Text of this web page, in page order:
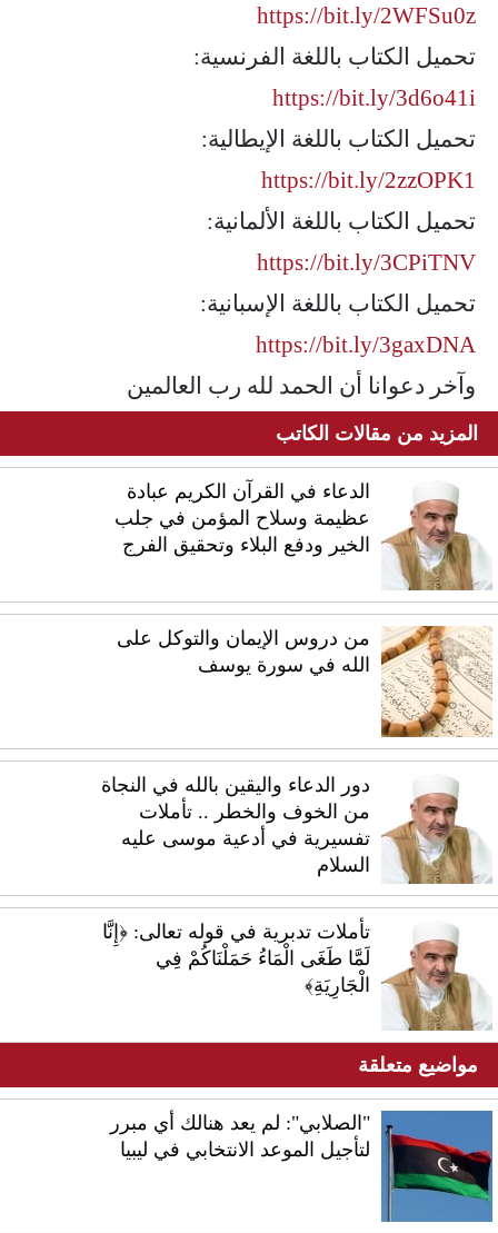
https://bit.ly/2WFSu0z
تحميل الكتاب باللغة الفرنسية:
https://bit.ly/3d6o41i
تحميل الكتاب باللغة الإيطالية:
https://bit.ly/2zzOPK1
تحميل الكتاب باللغة الألمانية:
https://bit.ly/3CPiTNV
تحميل الكتاب باللغة الإسبانية:
https://bit.ly/3gaxDNA
وآخر دعوانا أن الحمد لله رب العالمين
المزيد من مقالات الكاتب
الدعاء في القرآن الكريم عبادة
عظيمة وسلاح المؤمن في جلب
الخير ودفع البلاء وتحقيق الفرج
من دروس الإيمان والتوكل على
الله في سورة يوسف
دور الدعاء واليقين بالله في النجاة
من الخوف والخطر .. تأملات
تفسيرية في أدعية موسى عليه
السلام
تأملات تدبرية في قوله تعالى: ﴿إِنَّا
لَمَّا طَغَى الْمَاءُ حَمَلْنَاكُمْ فِي
الْجَارِيَةِ﴾
مواضيع متعلقة
"الصلابي": لم يعد هنالك أي مبرر
لتأجيل الموعد الانتخابي في ليبيا